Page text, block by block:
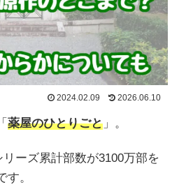
2024.02.09 2026.06.10
薬屋のひとりごと 」。
ーズ累計部数が3100万部を
。